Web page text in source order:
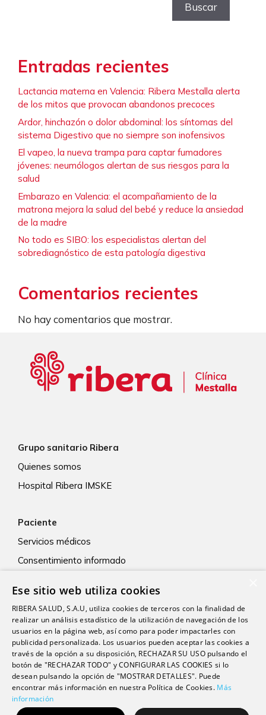
Buscar
Entradas recientes
Lactancia materna en Valencia: Ribera Mestalla alerta
de los mitos que provocan abandonos precoces
Ardor, hinchazón o dolor abdominal: los síntomas del
sistema Digestivo que no siempre son inofensivos
El vapeo, la nueva trampa para captar fumadores
jóvenes: neumólogos alertan de sus riesgos para la
salud
Embarazo en Valencia: el acompañamiento de la
matrona mejora la salud del bebé y reduce la ansiedad
de la madre
No todo es SIBO: los especialistas alertan del
sobrediagnóstico de esta patología digestiva
Comentarios recientes
No hay comentarios que mostrar.
Grupo sanitario Ribera
Quienes somos
Hospital Ribera IMSKE
Paciente
Servicios médicos
Consentimiento informado
Actualidad
Contacto
Trabaja con nosotros
© 2026 Grupo sanitario Ribera
Ese sitio web utiliza cookies
RIBERA SALUD, S.A.U, utiliza cookies de terceros con la finalidad de
realizar un análisis estadístico de la utilización de navegación de los
usuarios en la página web, así como para poder impactarles con
publicidad personalizada. Los usuarios pueden aceptar las cookies a
través de la opción a su disposición, RECHAZAR SU USO pulsando el
botón de "RECHAZAR TODO" y CONFIGURAR LAS COOKIES si lo
desean pulsando la opción de "MOSTRAR DETALLES". Puede
encontrar más información en nuestra Política de Cookies. Más
información